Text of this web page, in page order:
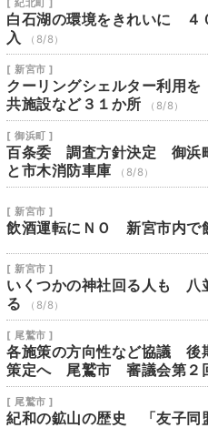
[ 紀北町 ]
白石湖の環境をきれいに ４
入
（8/8）
[ 新宮市 ]
クーリングシェルター利用
共施設など３１か所
（8/8）
[ 御浜町 ]
百条委 調査方針決定 御浜
と市木消防車庫
（8/8）
[ 新宮市 ]
飲酒運転にＮＯ 新宮市内で
[ 新宮市 ]
いくつかの神社回る人も 八
る
（8/8）
[ 尾鷲市 ]
各施策の方向性など協議 後
策定へ 尾鷲市 審議会第２
[ 尾鷲市 ]
紀和の鉱山の歴史 「友子同